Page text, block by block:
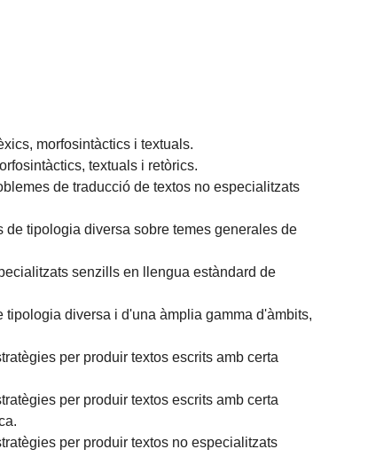
morfosintàctics i textuals.
textuals i retòrics.
de traducció de textos no especialitzats
tipologia diversa sobre temes generales de
senzills en llengua estàndard de
diversa i d'una àmplia gamma d'àmbits,
per produir textos escrits amb certa
per produir textos escrits amb certa
per produir textos no especialitzats